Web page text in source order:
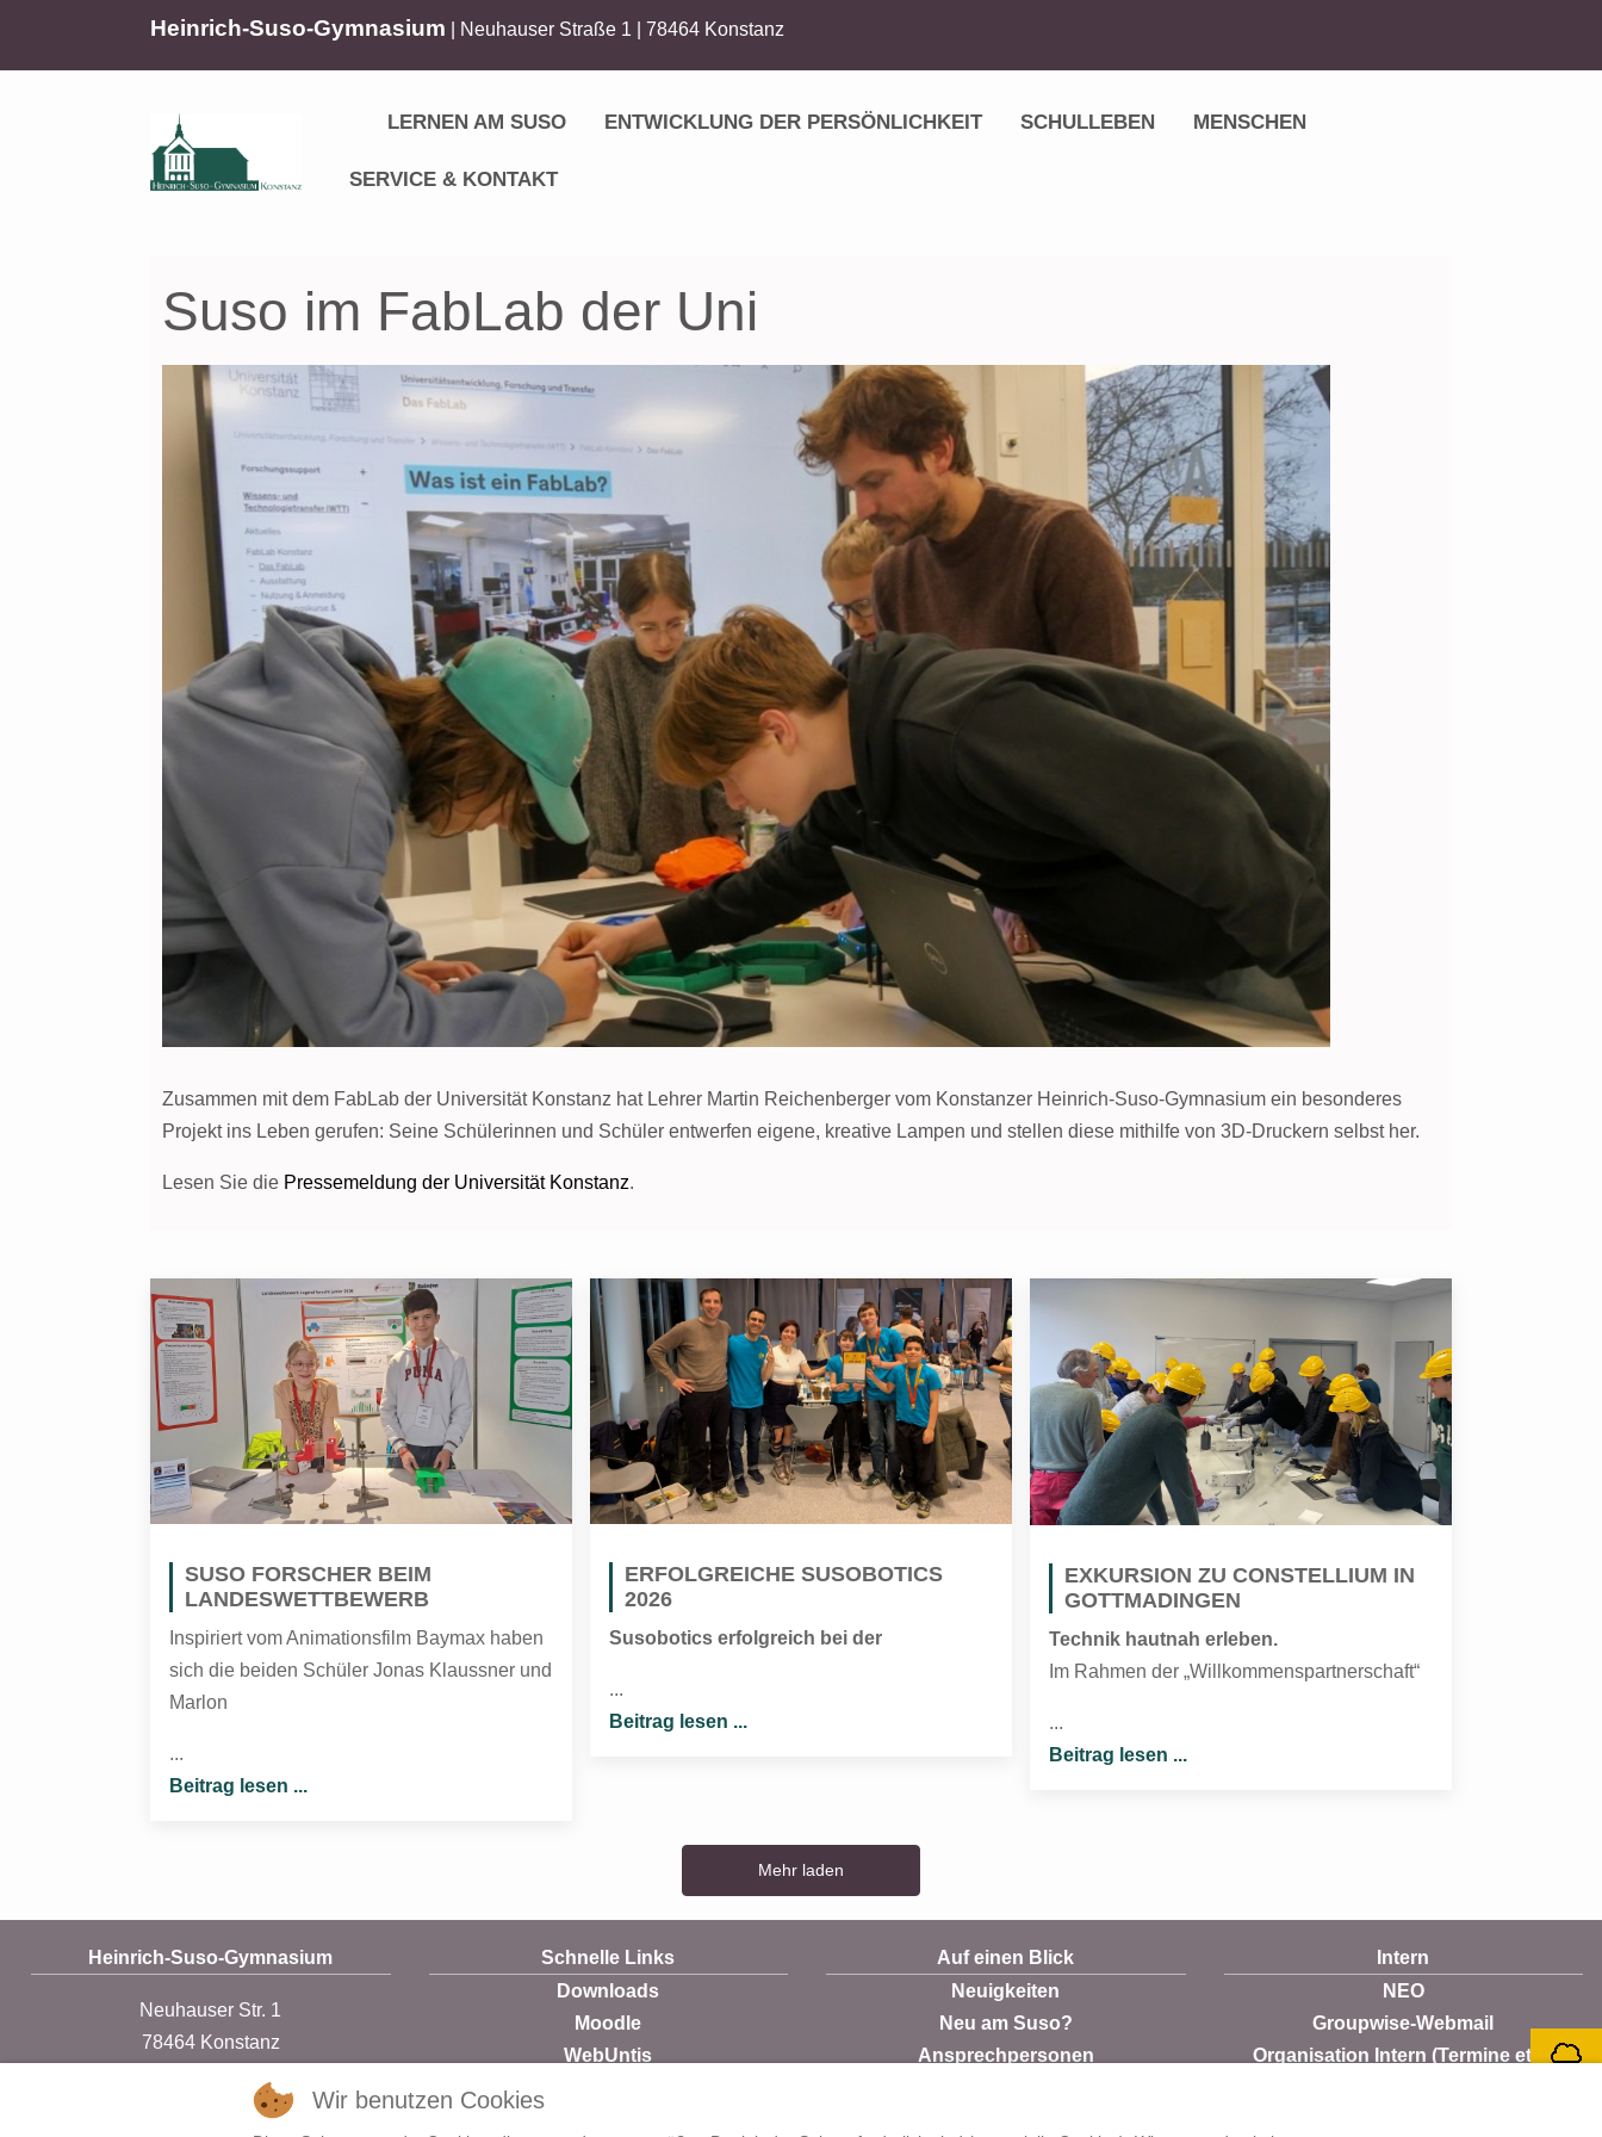
Heinrich-Suso-Gymnasium | Neuhauser Straße 1 | 78464 Konstanz
LERNEN AM SUSO ENTWICKLUNG DER PERSÖNLICHKEIT SCHULLEBEN MENSCHEN
SERVICE & KONTAKT
Suso im FabLab der Uni
Zusammen mit dem FabLab der Universität Konstanz hat Lehrer Martin Reichenberger vom Konstanzer Heinrich-Suso-Gymnasium ein besonderes
Projekt ins Leben gerufen: Seine Schülerinnen und Schüler entwerfen eigene, kreative Lampen und stellen diese mithilfe von 3D-Druckern selbst her.
Lesen Sie die Pressemeldung der Universität Konstanz.
SUSO FORSCHER BEIM
LANDESWETTBEWERB
Inspiriert vom Animationsfilm Baymax haben
sich die beiden Schüler Jonas Klaussner und
Marlon
...
Beitrag lesen ...
ERFOLGREICHE SUSOBOTICS
2026
Susobotics erfolgreich bei der
...
Beitrag lesen ...
EXKURSION ZU CONSTELLIUM IN
GOTTMADINGEN
Technik hautnah erleben.
Im Rahmen der „Willkommenspartnerschaft“
...
Beitrag lesen ...
Mehr laden
Heinrich-Suso-Gymnasium
Neuhauser Str. 1
78464 Konstanz
direktion@suso.konstanz.de
Schnelle Links
Downloads
Moodle
WebUntis
Auf einen Blick
Neuigkeiten
Neu am Suso?
Ansprechpersonen
Intern
NEO
Groupwise-Webmail
Organisation Intern (Termine etc.)
Wir benutzen Cookies